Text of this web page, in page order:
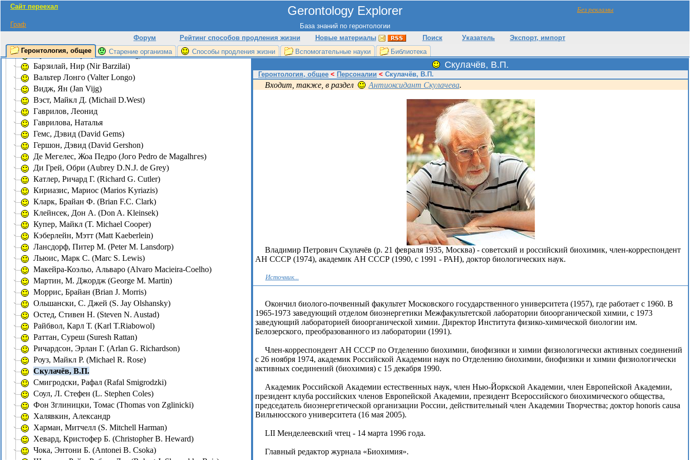
Без рекламы
Сайт переехал Gerontology Explorer
База знаний по геронтологии
Граф
Форум
Рейтинг способов продления жизни Новые материалы Поиск Указатель
Экспорт, импорт
Геронтология, общее
Старение организма Способы продления жизни Вспомогательные науки Библиотека
Экспериментирование на животных
Персоналии
Анисимов, Владимир
Аркинг, Роберт (Robert Arking)
Барзилай, Нир (Nir Barzilai)
Вальтер Лонго (Valter Longo)
Видж, Ян (Jan Vijg)
Вэст, Майкл Д. (Michail D.West)
Гаврилов, Леонид
Гаврилова, Наталья
Гемс, Дэвид (David Gems)
Гершон, Дэвид (David Gershon)
Де Мегелес, Жоа Педро (Joгo Pedro de Magalhгes)
Ди Грей, Обри (Aubrey D.N.J. de Grey)
Катлер, Ричард Г. (Richard G. Cutler)
Кириазис, Мариос (Marios Kyriazis)
Кларк, Брайан Ф. (Brian F.C. Clark)
Клейнсек, Дон А. (Don A. Kleinsek)
Купер, Майкл (T. Michael Cooper)
Кэберлейн, Мэтт (Matt Kaeberlein)
Лансдорф, Питер М. (Peter M. Lansdorp)
Льюис, Марк С. (Marc S. Lewis)
Мaкейра-Коэльо, Альваро (Alvaro Macieira-Coelho)
Мартин, М. Джордж (George M. Martin)
Моррис, Брайан (Brian J. Morris)
Ольшански, С. Джей (S. Jay Olshansky)
Остед, Стивен Н. (Steven N. Austad)
Райбвол, Карл Т. (Karl T.Riabowol)
Раттан, Суреш (Suresh Rattan)
Ричардсон, Эрлан Г. (Arlan G. Richardson)
Роуз, Майкл Р. (Michael R. Rose)
Скулачёв, В.П.
Смигродски, Рафал (Rafal Smigrodzki)
Соул, Л. Стефен (L. Stephen Coles)
Фон Зглиницки, Томас (Thomas von Zglinicki)
Халявкин, Александр
Харман, Митчелл (S. Mitchell Harman)
Хевард, Кристофер Б. (Christopher B. Heward)
Чока, Энтони Б. (Antonei B. Csoka)
Скулачёв, В.П.
Геронтология, общее < Персоналии < Скулачёв, В.П.
Входит, также, в раздел Антиоксидант Скулачева.
Владимир Петрович Скулачёв (р. 21 февраля 1935, Москва) - советский и российский биохимик, член-корреспондент
АН СССР (1974), академик АН СССР (1990, с 1991 - РАН), доктор биологических наук.
Источник...
Окончил биолого-почвенный факультет Московского государственного университета (1957), где работает с 1960. В
1965-1973 заведующий отделом биоэнергетики Межфакультетской лаборатории биоорганической химии, с 1973
заведующий лабораторией биоорганической химии. Директор Института физико-химической биологии им.
Белозерского, преобразованного из лаборатории (1991).
Член-корреспондент АН СССР по Отделению биохимии, биофизики и химии физиологически активных соединений
с 26 ноября 1974, академик Российской Академии наук по Отделению биохимии, биофизики и химии физиологически
активных соединений (биохимия) с 15 декабря 1990.
Академик Российской Академии естественных наук, член Нью-Йоркской Академии, член Европейской Академии,
президент клуба российских членов Европейской Академии, президент Всероссийского биохимического общества,
председатель биоэнергетической организации России, действительный член Академии Творчества; доктор honoris causa
Вильнюсского университета (16 мая 2005).
LII Менделеевский чтец - 14 марта 1996 года.
Главный редактор журнала «Биохимия».